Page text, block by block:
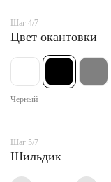
Шаг 4/7
Цвет окантовки
Черный
Шаг 5/7
Шильдик